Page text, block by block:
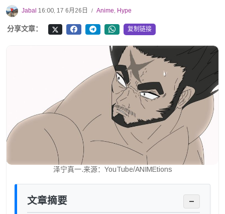
Jabal 16:00, 17 6月26日 / Anime, Hype
分享文章： 复制链接
泽宁真一.来源：YouTube/ANIMEtions
文章摘要 −